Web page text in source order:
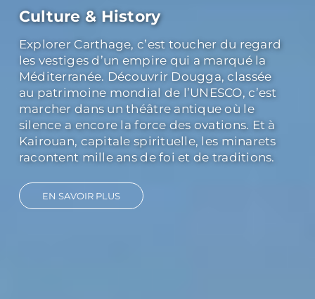
Nature & Aventure
Du sable doré du Sahara aux palmeraies
verdoyantes de Tozeur, la nature tunisienne
offre une diversité saisissante. Tabarka,
avec ses falaises sculptées par la mer, invite
à l’évasion et à la randonnée. Les nuits sous
les étoiles au cœur du désert transforment
l’aventure en souvenir impérissable.
Chaque paysage est une invitation à
l’essentiel.